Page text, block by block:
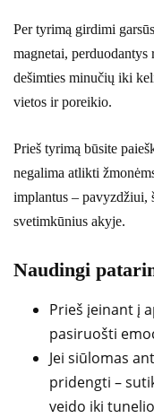
Per tyrimą girdimi
magnetai,
dešimties minučių iki
vietos ir poreikio.
Prieš tyrimą būsite
negalima atlikti
implantus – pavyzdžiui,
svetimkūnius akyje.
Naudingi
Prieš įeinant į
pasiruošti
Jei siūlomas
pridengti –
veido iki